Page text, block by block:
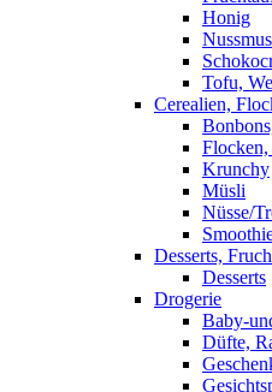
Honig
Tofu,
Cerealien,
Flocken,
Krunchy
Müsli
Nüsse/
Desserts,
Desserts
Drogerie
Baby-
Düfte,